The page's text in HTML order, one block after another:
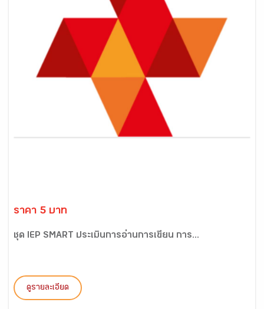
ราคา 5 บาท
ชุด IEP SMART ประเมินการอ่านการเขียน การ...
ดูรายละเอียด